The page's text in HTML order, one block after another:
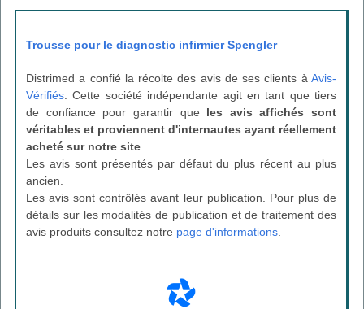
Trousse pour le diagnostic infirmier Spengler
Distrimed a confié la récolte des avis de ses clients à Avis-
Vérifiés . Cette société indépendante agit en tant que tiers
de confiance pour garantir que les avis affichés sont
véritables et proviennent d'internautes ayant réellement
acheté sur notre site
Les avis sont présentés par défaut du plus récent au plus
ancien.
Les avis sont contrôlés avant leur publication. Pour plus de
détails sur les modalités de publication et de traitement des
avis produits consultez notre page d'informations